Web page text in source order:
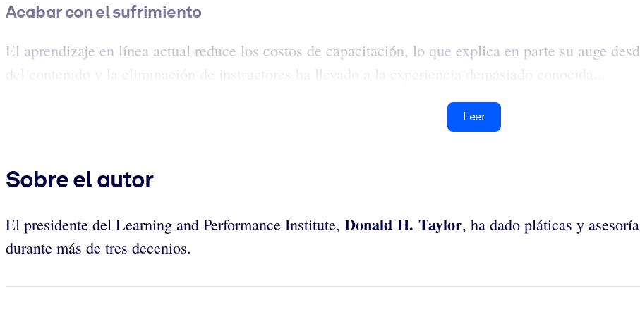
Acabar con el sufrimiento
El aprendizaje en línea actual reduce los costos de capacitación, lo que explica en parte su auge
del contenido y la eliminación de instructores ha llevado a la experiencia demasiado conocida...
Leer
Sobre el autor
El presidente del Learning and Performance Institute, Donald H. Taylor, ha dado pláticas y
durante más de tres decenios.